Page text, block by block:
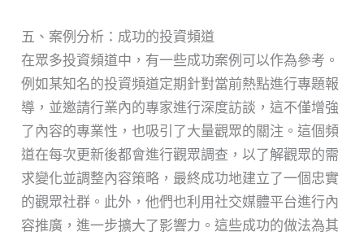
五、案例分析：成功的投資頻道
在眾多投資頻道中，有一些成功案例可以作為參考。
例如某知名的投資頻道定期針對當前熱點進行專題報
導，並邀請行業內的專家進行深度訪談，這不僅增強
了內容的專業性，也吸引了大量觀眾的關注。這個頻
道在每次更新後都會進行觀眾調查，以了解觀眾的需
求變化並調整內容策略，最終成功地建立了一個忠實
的觀眾社群。此外，他們也利用社交媒體平台進行內
容推廣，進一步擴大了影響力。這些成功的做法為其